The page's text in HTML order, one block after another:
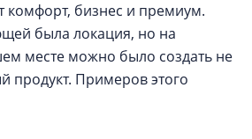
комфорт, бизнес и премиум.
была локация, но на
месте можно было создать не
продукт. Примеров этого